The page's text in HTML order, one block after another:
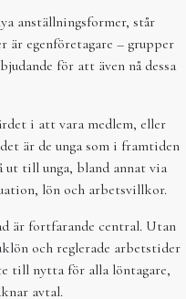
anställningsformer, står
egenföretagare – grupper
för att även nå dessa
i att vara medlem, eller
är de unga som i framtiden
ut till unga, bland annat via
lön och arbetsvillkor.
är fortfarande central. Utan
och reglerade arbetstider
till nytta för alla löntagare,
avtal.